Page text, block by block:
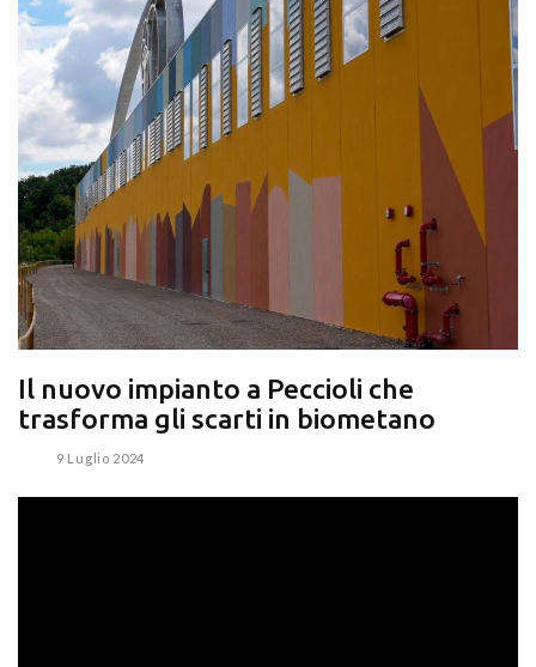
Il nuovo impianto a Peccioli che
trasforma gli scarti in biometano
9 Luglio 2024